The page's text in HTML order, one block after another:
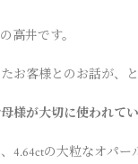
高井です。
お客様とのお話が、
様が大切に使われて
4.64ctの大粒なオパー